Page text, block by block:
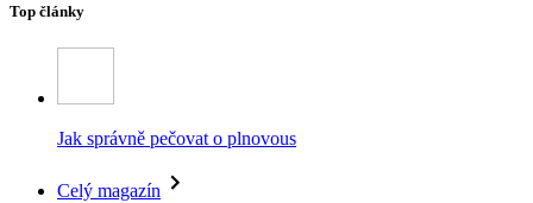
Top články
Jak správně pečovat o plnovous
Celý magazín